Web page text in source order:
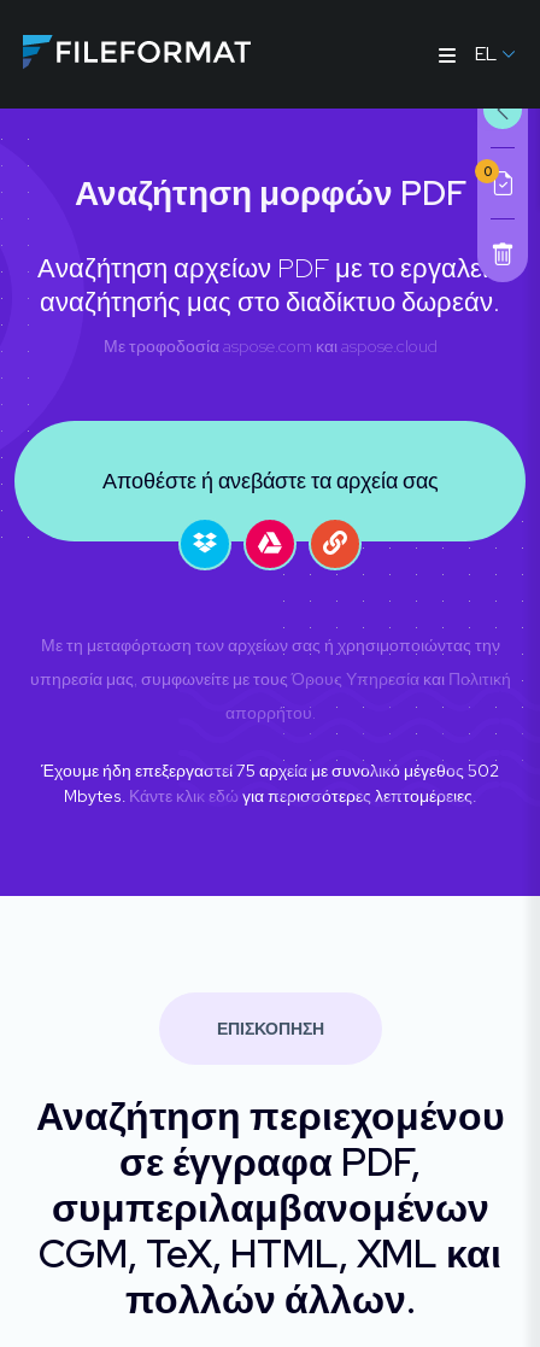
EL
0
Αναζήτηση μορφών PDF
Αναζήτηση αρχείων PDF με το εργαλείο
αναζήτησής μας στο διαδίκτυο δωρεάν.
Με τροφοδοσίαaspose.com και aspose.cloud
Αποθέστε ή ανεβάστε τα αρχεία σας
Με τη μεταφόρτωση των αρχείων σας ή χρησιμοποιώντας την
υπηρεσία μας, συμφωνείτε με τουςΌρους Υπηρεσίακαι Πολιτική
απορρήτου
Έχουμε ήδη επεξεργαστεί75 αρχεία με συνολικό μέγεθος 502
Mbytes. Κάντε κλικ εδώ για περισσότερες λεπτομέρειες.
ΕΠΙΣΚΟΠΗΣΗ
Αναζήτηση περιεχομένου
σε έγγραφα PDF,
συμπεριλαμβανομένων
CGM, TeX, HTML, XML και
πολλών άλλων.